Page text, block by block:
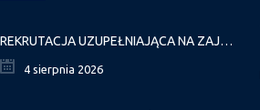
REKRUTACJA UZUPEŁNIAJĄCA NA ZAJĘCIA PROWADZONE PRZEZ PAŁAC MŁODZIEŻY W ROKU SZKOLNYM 2026/2027
4 sierpnia 2026